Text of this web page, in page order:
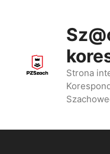
Strona